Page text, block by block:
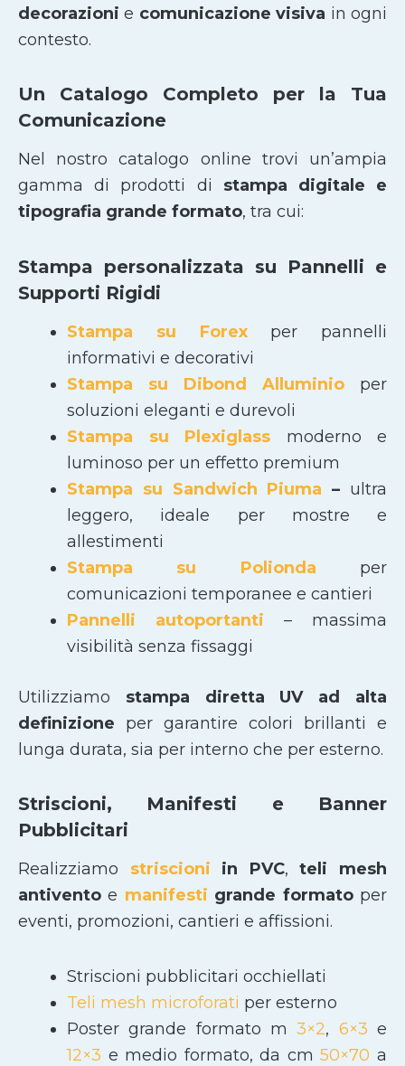
decorazionie comunicazione visiva in ogni
contesto.
Un Catalogo Completo per la Tua
Comunicazione
Nel nostro catalogo online trovi un’ampia
gamma di prodotti di stampa digitale e
tipografia grande formato, tra cui:
Stampa personalizzata su Pannelli e
Supporti Rigidi
Stampa su Forexper pannelli
informativi e decorativi
Stampa su Dibond Alluminio per
soluzioni eleganti e durevoli
Stampa su Plexiglass moderno e
luminoso per un effetto premium
Stampa su Sandwich Piuma – ultra
leggero, ideale per mostre e
allestimenti
Stampa su Polionda per
comunicazioni temporanee e cantieri
Pannelli autoportanti – massima
visibilità senza fissaggi
Utilizziamo stampa diretta UV ad alta
definizione per garantire colori brillanti e
lunga durata, sia per interno che per esterno.
Striscioni, Manifesti e Banner
Pubblicitari
Realizziamo striscioni in PVC,teli mesh
antivento e manifesti grande formatoper
eventi, promozioni, cantieri e affissioni.
Striscioni pubblicitari occhiellati
Teli mesh microforati per esterno
Poster grande formato m3×2, 6×3 e
12×3 e medio formato, da cm50×70 a